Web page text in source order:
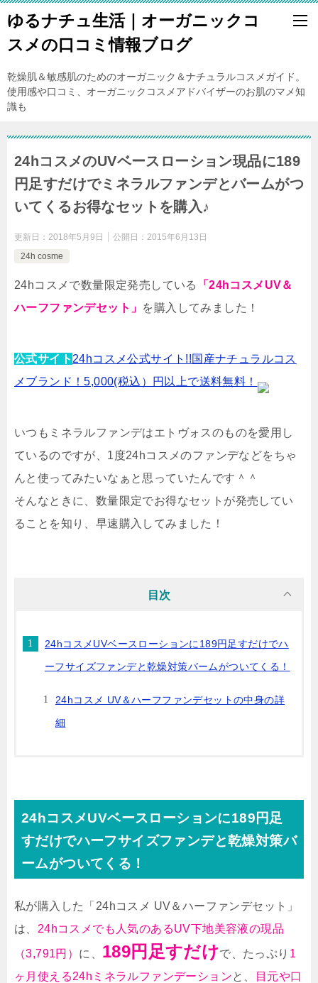
ゆるナチュ生活｜オーガニックコ
スメの口コミ情報ブログ
乾燥肌＆敏感肌のためのオーガニック＆ナチュラルコスメガイド。
使用感や口コミ、オーガニックコスメアドバイザーのお肌のマメ知
識も
24hコスメのUVベースローション現品に189
円足すだけでミネラルファンデとバームがつ
いてくるお得なセットを購入♪
更新日： 2018年5月9日 公開日： 2015年6月13日
24h cosme
24hコスメで数量限定発売している
「24hコスメUV＆
ハーフファンデセット」 を購入してみました！
公式サイト 24hコスメ公式サイト!!国産ナチュラルコス
メブランド！5,000(税込）円以上で送料無料！
いつもミネラルファンデはエトヴォスのものを愛用し
ているのですが、1度24hコスメのファンデなどをちゃ
んと使ってみたいなぁと思っていたんです＾＾
そんなときに、数量限定でお得なセットが発売してい
ることを知り、早速購入してみました！
目次
24hコスメUVベースローションに189円足すだけでハ
ーフサイズファンデと乾燥対策バームがついてくる！
24hコスメ UV＆ハーフファンデセットの中身の詳
細
24hコスメUVベースローションに189円足
すだけでハーフサイズファンデと乾燥対策バ
ームがついてくる！
私が購入した「24hコスメ UV＆ハーファンデセット」
は、 24hコスメでも人気のあるUV下地美容液の現品
（3,791円） に、 189円足すだけで、たっぷり 1
ヶ月使える24hミネラルファンデーションと、
目元や口